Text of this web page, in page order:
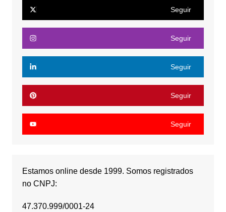
Seguir
Seguir
Seguir
Seguir
Seguir
Estamos online desde 1999. Somos registrados
no CNPJ:
47.370.999/0001-24